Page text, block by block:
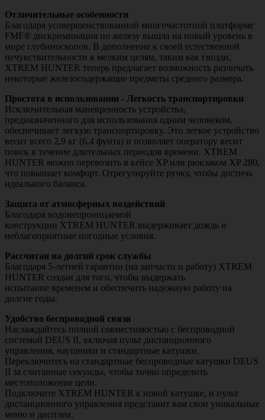
Отличительные особенности
Благодаря усовершенствованной многочастотной платформе
FMF® дискриминация по железу вышла на новый уровень в
мире глубиноскопов. В дополнение к своей естественной
нечувствительности к мелким целям, таким как гвозди,
XTREM HUNTER теперь предлагает возможность различать
некоторые железосодержащие предметы среднего размера.
Простота в использовании - Легкость транспортировки
Исключительная маневренность устройства,
предназначенного для использования одним человеком,
обеспечивает легкую транспортировку. Это легкое устройство
весит всего 2,9 кг (6,4 фунта) и позволяет оператору весит
поиск в течение длительных периодов времени. XTREM
HUNTER можно перевозить в кейсе XP или рюкзаком XP 280,
что повышает комфорт. Отрегулируйте ручку, чтобы достичь
идеального баланса.
Защита от атмосферных воздействий
Благодаря водонепроницаемой
конструкции XTREM HUNTER выдерживает дождь и
неблагоприятные погодные условия.
Рассчитан на долгий срок службы
Благодаря 5-летней гарантии (на запчасти и работу) XTREM
HUNTER создан для того, чтобы выдержать
испытание временем и обеспечить надежную работу на
долгие годы.
Удобство беспроводной связи
Наслаждайтесь полной совместимостью с беспроводной
системой DEUS II, включая пульт дистанционного
управления, наушники и стандартные катушки.
Переключитесь на стандартные беспроводные катушки DEUS
II за считанные секунды, чтобы точно определить
местоположение цели.
Подключите XTREM HUNTER к новой катушке, и пульт
дистанционного управления представит вам свои уникальные
меню и дисплеи.